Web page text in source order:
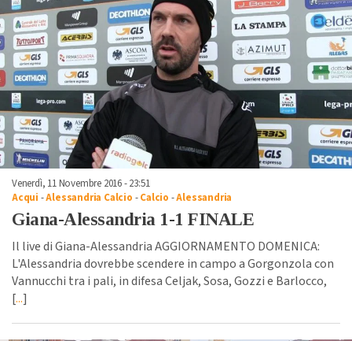
Venerdì, 11 Novembre 2016 - 23:51
Acqui -Alessandria Calcio -Calcio -Alessandria
Giana-Alessandria 1-1 FINALE
Il live di Giana-Alessandria AGGIORNAMENTO DOMENICA:
L'Alessandria dovrebbe scendere in campo a Gorgonzola con
Vannucchi tra i pali, in difesa Celjak, Sosa, Gozzi e Barlocco,
[...]